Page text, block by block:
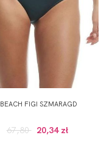
BEACH FIGI SZMARAGD
67,80 20,34 zł